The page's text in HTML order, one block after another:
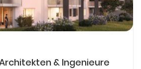
Architekten & Ingenieure